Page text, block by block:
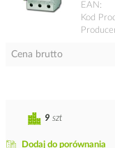
EAN
Kod
Cena brutto
Dodaj do porównania
9 szt